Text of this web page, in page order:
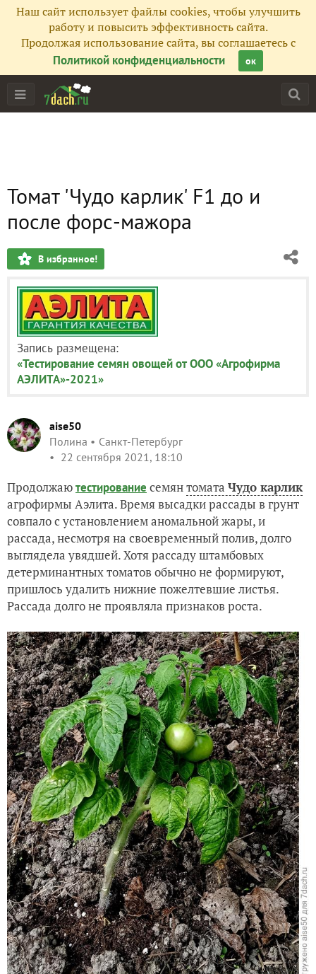
Наш сайт использует файлы cookies, чтобы улучшить
работу и повысить эффективность сайта.
Продолжая использование сайта, вы соглашаетесь с
Политикой конфиденциальности
ок
Томат 'Чудо карлик' F1 до и
после форс-мажора
В избранное!
Запись размещена:
«Тестирование семян овощей от ООО «Агрофирма
АЭЛИТА»-2021»
aise50
Полина
Санкт-Петербург
22 сентября 2021, 18:10
Продолжаютестирование семянтомата Чудо карлик
агрофирмы Аэлита. Время высадки рассады в грунт
совпало с установлением аномальной жары, и
рассада, несмотря на своевременный полив, долго
выглядела увядшей. Хотя рассаду штамбовых
детерминантных томатов обычно не формируют,
пришлось удалить нижние пожелтевшие листья.
Рассада долго не проявляла признаков роста.